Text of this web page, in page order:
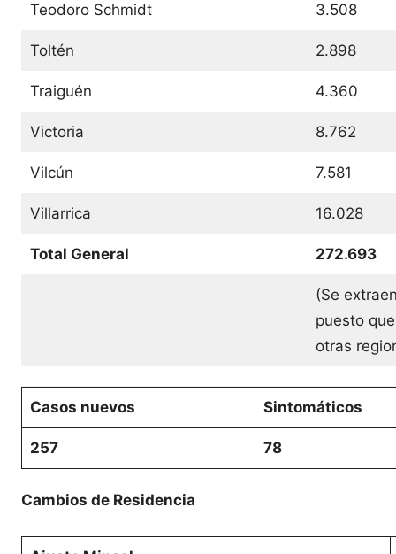
Teodoro Schmidt 3.508
Toltén 2.898
Traiguén 4.360
Victoria 8.762
Vilcún 7.581
Villarrica 16.028
Total General 272.693
(Se
puesto
otras
Casos nuevos Sintomáticos
257 78
Cambios de Residencia